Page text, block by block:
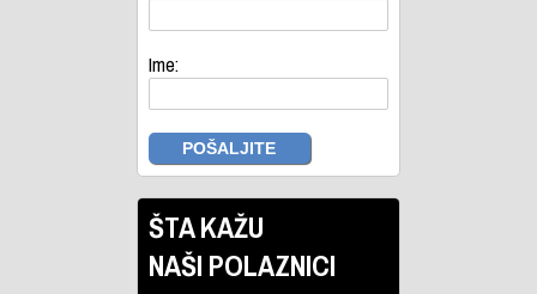
Ime:
ŠTA KAŽU
NAŠI POLAZNICI